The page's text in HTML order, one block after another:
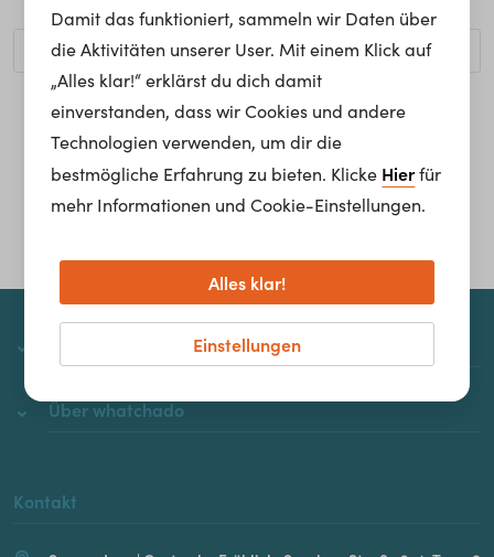
Homepage
Über whatchado
Kontakt
Damit das funktioniert, sammeln wir Daten über
die Aktivitäten unserer User. Mit einem Klick auf
„Alles klar!“ erklärst du dich damit
einverstanden, dass wir Cookies und andere
Technologien verwenden, um dir die
bestmögliche Erfahrung zu bieten. Klicke Hierfür
mehr Informationen und Cookie-Einstellungen.
Einstellungen
Alles klar!